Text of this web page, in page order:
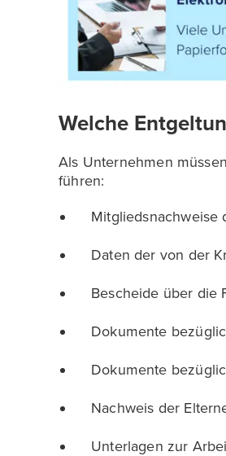
Welche
Als Unternehmen
führen:
Mitgliedsnachweise
Daten der von der
Bescheide über die
Dokumente
Dokumente
Nachweis der
Unterlagen zur